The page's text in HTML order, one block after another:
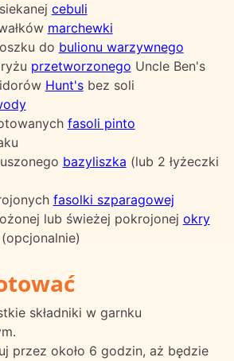
cebuli
marchewki
do bulionu warzywnego
przetworzonego Uncle Ben's
Hunt'sbez soli
fasoli pinto
bazyliszka (lub 2 łyżeczki
fasolki szparagowej
lub świeżej pokrojonej okry
składniki w garnku
przez około 6 godzin, aż będzie